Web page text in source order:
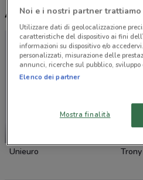
Altri volantini nelle
Unieuro Trony
Noi e i nostri partner
Utilizzare dati di geolocalizzazione
caratteristiche del dispositivo ai fini
informazioni su dispositivo e/o
personalizzati, misurazione delle
annunci, ricerche sul pubblico, sviluppo
Elenco dei partner
Mostra finalità